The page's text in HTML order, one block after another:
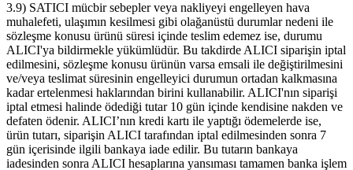
3.9) SATICI mücbir sebepler veya nakliyeyi engelleyen hava
muhalefeti, ulaşımın kesilmesi gibi olağanüstü durumlar nedeni ile
sözleşme konusu ürünü süresi içinde teslim edemez ise, durumu
ALICI'ya bildirmekle yükümlüdür. Bu takdirde ALICI siparişin iptal
edilmesini, sözleşme konusu ürünün varsa emsali ile değiştirilmesini
ve/veya teslimat süresinin engelleyici durumun ortadan kalkmasına
kadar ertelenmesi haklarından birini kullanabilir. ALICI'nın siparişi
iptal etmesi halinde ödediği tutar 10 gün içinde kendisine nakden ve
defaten ödenir. ALICI’nın kredi kartı ile yaptığı ödemelerde ise,
ürün tutarı, siparişin ALICI tarafından iptal edilmesinden sonra 7
gün içerisinde ilgili bankaya iade edilir. Bu tutarın bankaya
iadesinden sonra ALICI hesaplarına yansıması tamamen banka işlem